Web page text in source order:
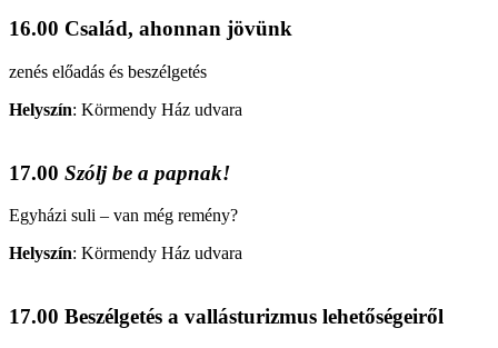
16.00 Család, ahonnan jövünk
zenés előadás és beszélgetés
Helyszín: Körmendy Ház udvara
17.00 Szólj be a papnak!
Egyházi suli – van még remény?
Helyszín: Körmendy Ház udvara
17.00 Beszélgetés a vallásturizmus lehetőségeiről